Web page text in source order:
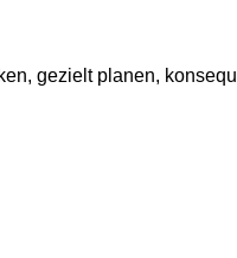
gezielt planen,